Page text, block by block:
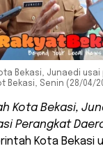
Bekasi, Junaedi
Bekasi, Senin (28/04/
Kota Bekasi,
Perangkat
Kota Bekasi